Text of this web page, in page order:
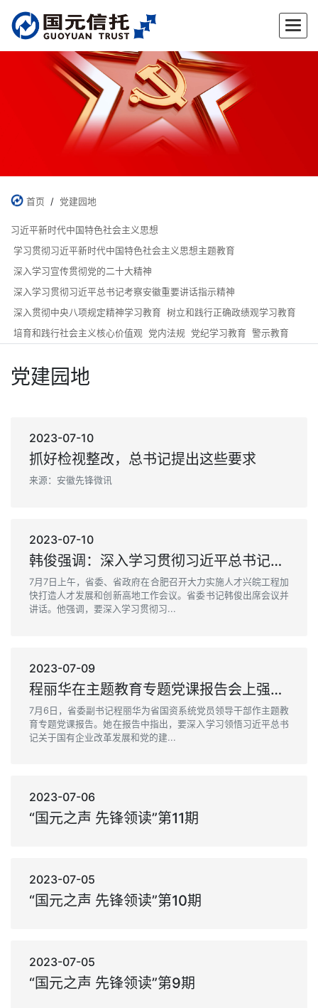
首页 / 党建园地
习近平新时代中国特色社会主义思想
学习贯彻习近平新时代中国特色社会主义思想主题教育
深入学习宣传贯彻党的二十大精神
深入学习贯彻习近平总书记考察安徽重要讲话指示精神
深入贯彻中央八项规定精神学习教育 树立和践行正确政绩观学习教育
培育和践行社会主义核心价值观
党内法规 党纪学习教育 警示教育
党建园地
2023-07-10
抓好检视整改，总书记提出这些要求
来源：安徽先锋微讯
2023-07-10
韩俊强调：深入学习贯彻习近平总书记关于做好新时代人才工作的重要思想 全方位培养引进用好人才为全面建设现代化美好安徽提供强劲动能
7月7日上午，省委、省政府在合肥召开大力实施人才兴皖工程加
快打造人才发展和创新高地工作会议。省委书记韩俊出席会议并
讲话。他强调，要深入学习贯彻习...
2023-07-09
程丽华在主题教育专题党课报告会上强调：以高质量党建引领保障省属企业高质量发展 为推进中国式现代化安徽实践贡献国企力量
7月6日，省委副书记程丽华为省国资系统党员领导干部作主题教
育专题党课报告。她在报告中指出，要深入学习领悟习近平总书
记关于国有企业改革发展和党的建...
2023-07-06
“国元之声 先锋领读”第11期
2023-07-05
“国元之声 先锋领读”第10期
2023-07-05
“国元之声 先锋领读”第9期